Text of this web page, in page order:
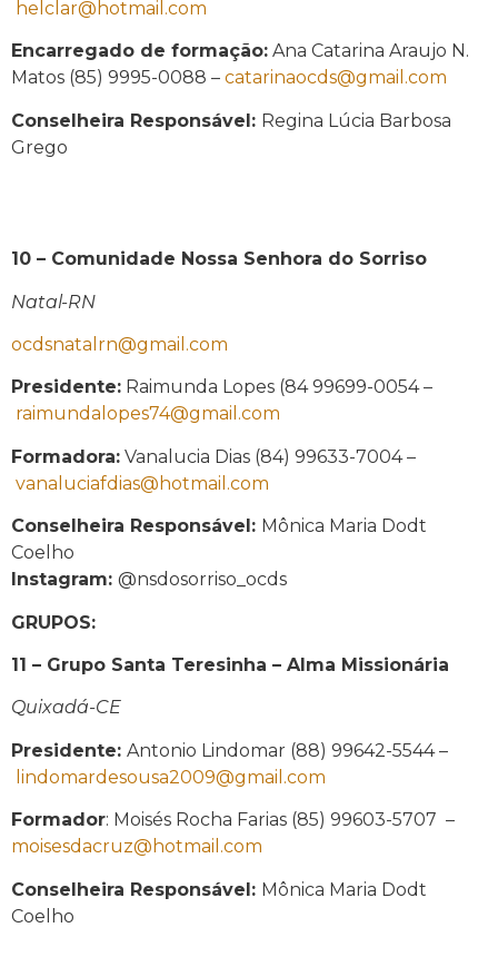
helclar@hotmail.com
Encarregado de formação: Ana Catarina Araujo N.
Matos (85) 9995-0088 – catarinaocds@gmail.com
Conselheira Responsável: Regina Lúcia Barbosa
Grego
10 – Comunidade Nossa Senhora do Sorriso
Natal-RN
ocdsnatalrn@gmail.com
Presidente: Raimunda Lopes (84 99699-0054 –
raimundalopes74@gmail.com
Formadora: Vanalucia Dias (84) 99633-7004 –
vanaluciafdias@hotmail.com
Conselheira Responsável: Mônica Maria Dodt
Coelho
Instagram: @nsdosorriso_ocds
GRUPOS:
11 – Grupo Santa Teresinha – Alma Missionária
Quixadá-CE
Presidente: Antonio Lindomar (88) 99642-5544 –
lindomardesousa2009@gmail.com
Formador: Moisés Rocha Farias (85) 99603-5707 –
moisesdacruz@hotmail.com
Conselheira Responsável: Mônica Maria Dodt
Coelho